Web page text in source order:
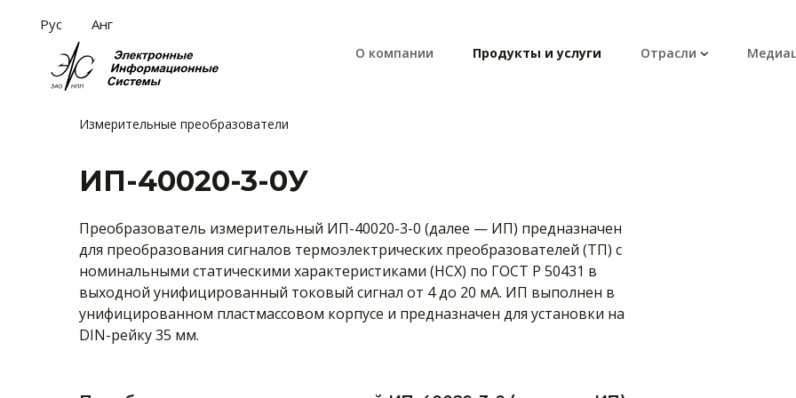
Рус Анг
О компании Продукты и услуги Отрасли
Измерительные преобразователи
ИП-40020-3-0У
Преобразователь измерительный ИП-40020-3-0 (далее — ИП) предназначен
для преобразования сигналов термоэлектрических преобразователей (ТП) с
номинальными статическими характеристиками (НСХ) по ГОСТ Р 50431 в
выходной унифицированный токовый сигнал от 4 до 20 мА. ИП выполнен в
унифицированном пластмассовом корпусе и предназначен для установки на
DIN-рейку 35 мм.